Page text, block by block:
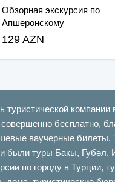
Обзорная экскурсия по
Апшеронскому
национальному парку
129 AZN
туристической
совершенно бесплатно,
ваучерные
были туры Бакы,
по городу в Турции,